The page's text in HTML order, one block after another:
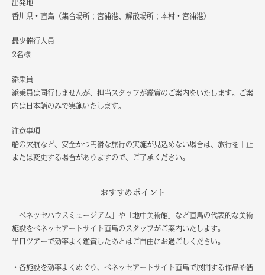
出発地
香川県・直島（集合場所：宮浦港、解散場所：本村・宮浦港）
最少催行人員
2名様
添乗員
添乗員は同行しませんが、担当スタッフが鑑賞のご案内をいたします。ご案
内は日本語のみで実施いたします。
注意事項
船の欠航など、安全かつ円滑な旅行の実施が見込めない場合は、旅行を中止
または変更する場合がありますので、ご了承ください。
おすすめポイント
「ベネッセハウスミュージアム」や「地中美術館」など直島の代表的な美術
施設をベネッセアートサイト直島のスタッフがご案内いたします。
半日ツアーで効率よく鑑賞したあとはご自由にお過ごしください。
・各施設を効率よくめぐり、ベネッセアートサイト直島で展開する作品や活